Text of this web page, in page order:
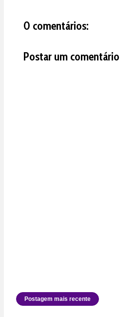
0 comentários:
Postar um comentário
Postagem mais recente